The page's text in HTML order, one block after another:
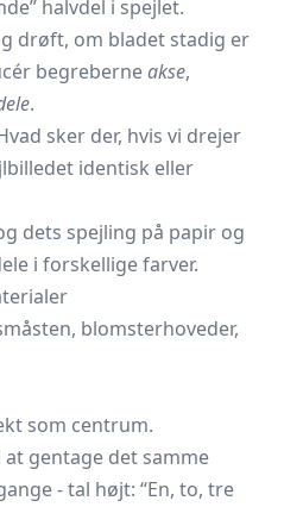
halvdel i spejlet.
drøft, om bladet stadig er
begreberneakse,
.
sker der, hvis vi drejer
identisk eller
dets spejling på papir og
i forskellige farver.
blomsterhoveder,
som centrum.
gentage det samme
- tal højt: “En, to, tre